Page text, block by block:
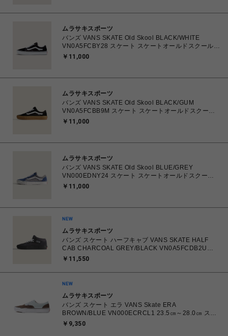
ムラサキスポーツ
バンズ VANS SKATE Old Skool BLACK/WHITE
VN0A5FCBY28 スケート スケートオールドスクール
23.5㎝～28.0㎝ スニーカー メンズ レディース シュー
￥11,000
ムラサキスポーツ
バンズ VANS SKATE Old Skool BLACK/GUM
VN0A5FCBB9M スケート スケートオールドスクール
23.5㎝～28.0㎝ スニーカー メンズ レディース シュー
￥11,000
ムラサキスポーツ
バンズ VANS SKATE Old Skool BLUE/GREY
VN000EDNY24 スケート スケートオールドスクール
26.0㎝～28.0㎝ スニーカー メンズ シューズ
￥11,000
ムラサキスポーツ
バンズ スケート ハーフキャブ VANS SKATE HALF
CAB CHARCOAL GREY/BLACK VN0A5FCDB2U
26.0㎝～28.0㎝ スニーカー メンズ シューズ
く】
￥11,550
ムラサキスポーツ
バンズ スケート エラ VANS Skate ERA
BROWN/BLUE VN000ECRCL1 23.5㎝～28.0㎝ スニ
ーカー メンズ レディース シューズ 0198266445786
￥9,350